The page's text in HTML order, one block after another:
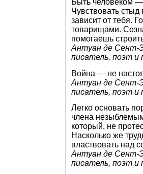
Быть человеком —
Чувствовать
зависит от тебя.
товарищами.
помогаешь
Антуан де Сент-
писатель, поэт и
Война — не
Антуан де Сент-
писатель, поэт и
Легко основать
члена
который, не
Насколько же
властвовать над
Антуан де Сент-
писатель, поэт и